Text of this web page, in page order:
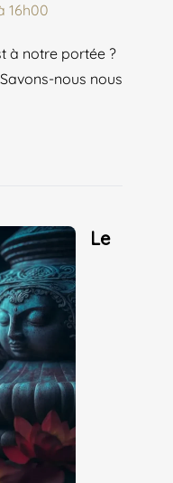
16h00
à notre portée ?
nous nous
Le